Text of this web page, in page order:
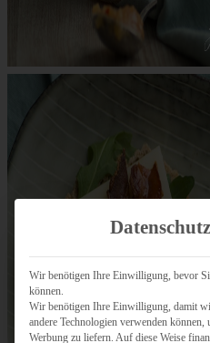
Wir benötigen Ihre Einwilligung, bevor
können.
Wir benötigen Ihre Einwilligung, damit
andere Technologien verwenden
Werbung zu liefern. Auf diese Weise